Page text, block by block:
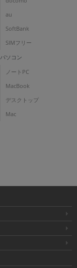
au
SoftBank
SIMフリー
パソコン
ノートPC
MacBook
デスクトップ
Mac